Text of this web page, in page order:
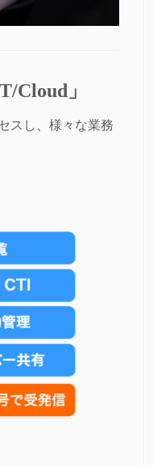
Cloud」
スし、様々な業務